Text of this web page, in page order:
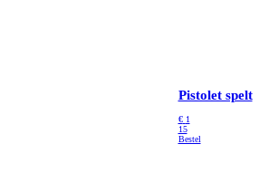
Pistolet spelt
€ 1
15
Bestel